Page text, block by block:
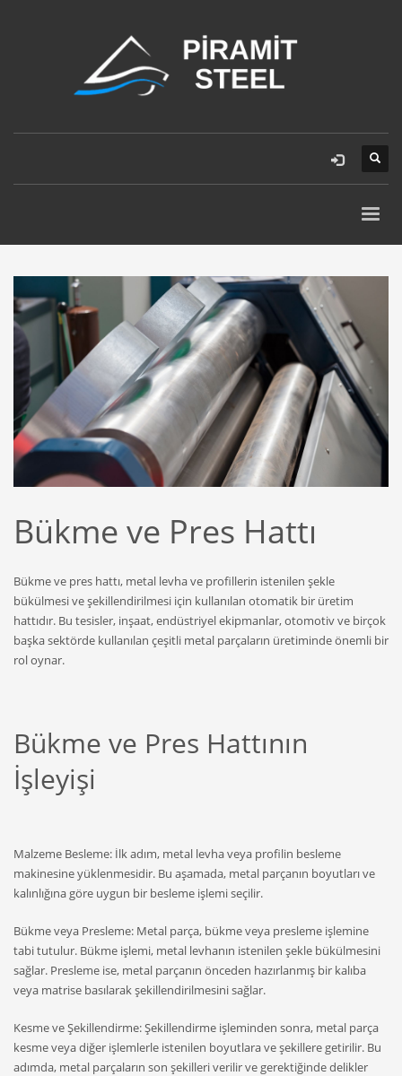
Bükme ve Pres Hattı
Bükme ve pres hattı, metal levha ve profillerin istenilen şekle
bükülmesi ve şekillendirilmesi için kullanılan otomatik bir üretim
hattıdır. Bu tesisler, inşaat, endüstriyel ekipmanlar, otomotiv ve birçok
başka sektörde kullanılan çeşitli metal parçaların üretiminde önemli bir
rol oynar.
Bükme ve Pres Hattının
İşleyişi
Malzeme Besleme: İlk adım, metal levha veya profilin besleme
makinesine yüklenmesidir. Bu aşamada, metal parçanın boyutları ve
kalınlığına göre uygun bir besleme işlemi seçilir.
Bükme veya Presleme: Metal parça, bükme veya presleme işlemine
tabi tutulur. Bükme işlemi, metal levhanın istenilen şekle bükülmesini
sağlar. Presleme ise, metal parçanın önceden hazırlanmış bir kalıba
veya matrise basılarak şekillendirilmesini sağlar.
Kesme ve Şekillendirme: Şekillendirme işleminden sonra, metal parça
kesme veya diğer işlemlerle istenilen boyutlara ve şekillere getirilir. Bu
adımda, metal parçaların son şekilleri verilir ve gerektiğinde delikler